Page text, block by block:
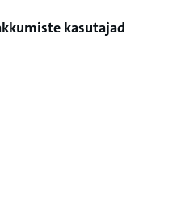
kasutajad